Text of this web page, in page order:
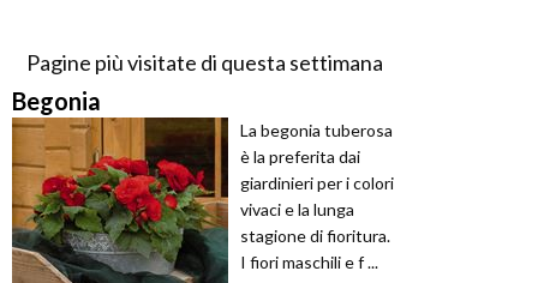
Pagine più visitate di questa settimana
Begonia
La begonia tuberosa
è la preferita dai
giardinieri per i colori
vivaci e la lunga
stagione di fioritura.
I fiori maschili e f ...